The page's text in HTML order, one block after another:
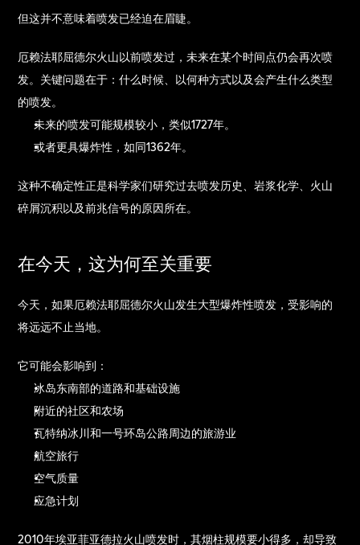
但这并不意味着喷发已经迫在眉睫。
厄赖法耶屈德尔火山以前喷发过，未来在某个时间点仍会再次喷
发。关键问题在于：什么时候、以何种方式以及会产生什么类型
的喷发。
未来的喷发可能规模较小，类似1727年。
或者更具爆炸性，如同1362年。
这种不确定性正是科学家们研究过去喷发历史、岩浆化学、火山
碎屑沉积以及前兆信号的原因所在。
在今天，这为何至关重要
今天，如果厄赖法耶屈德尔火山发生大型爆炸性喷发，受影响的
将远远不止当地。
它可能会影响到：
冰岛东南部的道路和基础设施
附近的社区和农场
瓦特纳冰川和一号环岛公路周边的旅游业
航空旅行
空气质量
应急计划
2010年埃亚菲亚德拉火山喷发时，其烟柱规模要小得多，却导致